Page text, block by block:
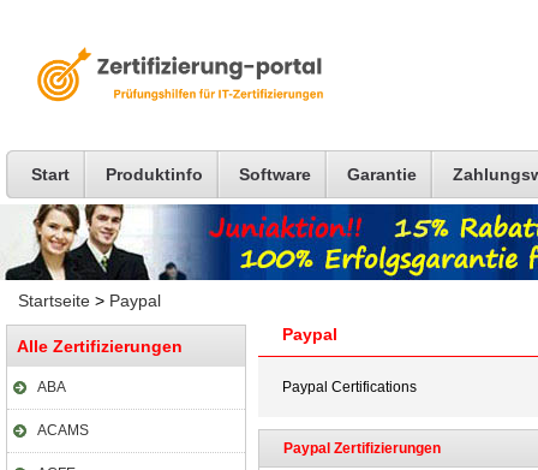
Start Produktinfo Software Garantie
Startseite > Paypal
Alle Zertifizierungen
ABA
ACAMS
Paypal
Paypal Certifications
Paypal Zertifizierungen